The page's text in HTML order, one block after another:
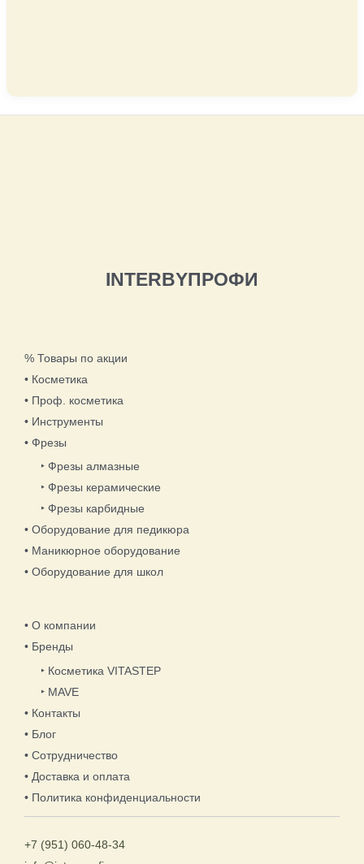
INTERBYПРОФИ
% Товары по акции
• Косметика
• Проф. косметика
• Инструменты
• Фрезы
‣ Фрезы алмазные
‣ Фрезы керамические
‣ Фрезы карбидные
• Оборудование для педикюра
• Маникюрное оборудование
• Оборудование для школ
• О компании
• Бренды
‣ Косметика VITASTEP
‣ MAVE
• Контакты
• Блог
• Сотрудничество
• Доставка и оплата
• Политика конфиденциальности
+7 (951) 060-48-34